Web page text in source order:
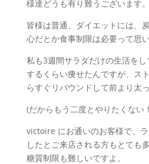
様達どうも有り難うございます。
皆様は普通、ダイエットには、
心だとか食事制限は必要って思
私も3週間サラダだけの生活を
するくらい痩せたんですが、ス
らすぐリバウンドして前より太
(だからもう二度とやりたくない
victoire にお通いのお客様で、
したとご来店される方もとても
糖質制限も難しいですよ。